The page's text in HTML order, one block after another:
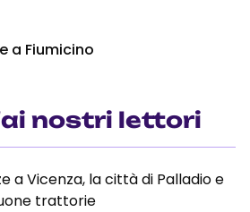
a Fiumicino
nostri lettori
a Vicenza, la città di Palladio e
trattorie